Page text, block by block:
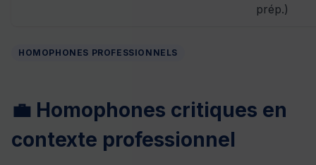
prép.)
HOMOPHONES PROFESSIONNELS
💼 Homophones critiques en
contexte professionnel